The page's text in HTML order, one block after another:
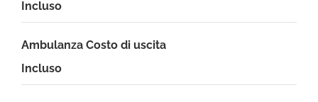
Incluso
Ambulanza Costo di uscita
Incluso